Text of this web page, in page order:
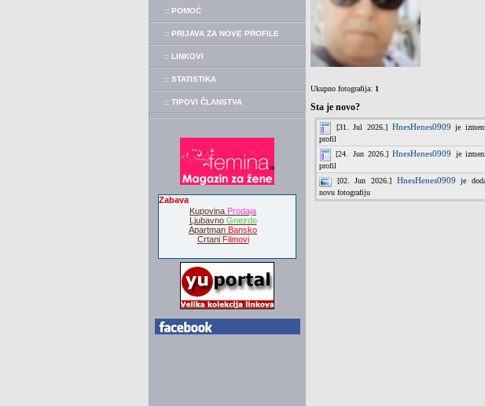
:: POMOĆ
:: PRIJAVA ZA NOVE PROFILE
:: LINKOVI
:: STATISTIKA
:: TIPOVI ČLANSTVA
Zabava
Kupovina Prodaja
Ljubavno Gnezdo
Apartman Bansko
Crtani Filmovi
Ukupno fotografija: 1
Sta je novo?